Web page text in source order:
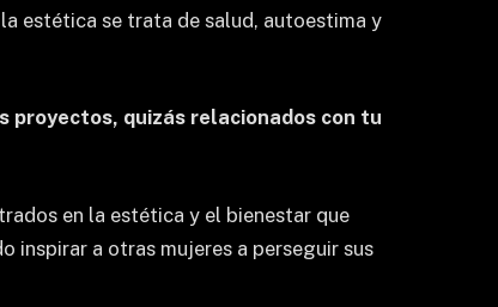
estética se trata de salud, autoestima y
proyectos, quizás relacionados con tu
en la estética y el bienestar que
inspirar a otras mujeres a perseguir sus